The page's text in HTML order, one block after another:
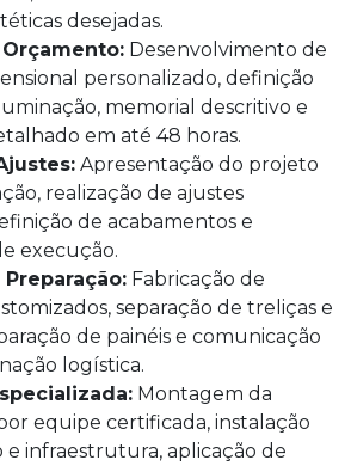
desejadas.
Desenvolvimento de
personalizado, definição
memorial descritivo e
em até 48 horas.
Apresentação do projeto
realização de ajustes
de acabamentos e
execução.
Fabricação de
separação de treliças e
de painéis e comunicação
logística.
Montagem da
equipe certificada, instalação
e infraestrutura, aplicação de